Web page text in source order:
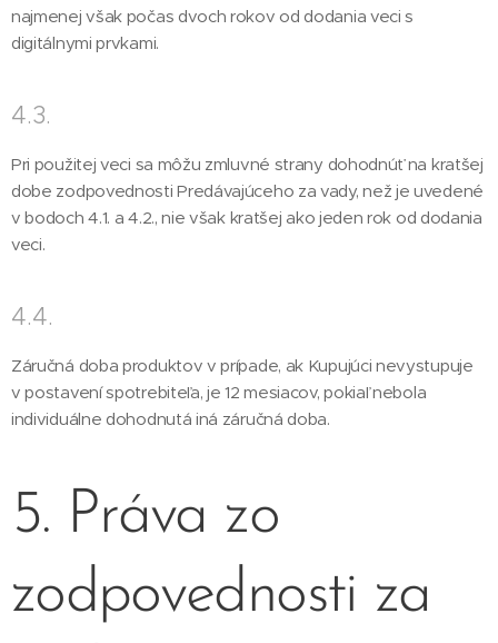
najmenej však počas dvoch rokov od dodania veci s
digitálnymi prvkami.
4.3.
Pri použitej veci sa môžu zmluvné strany dohodnúť na kratšej
dobe zodpovednosti Predávajúceho za vady, než je uvedené
v bodoch 4.1. a 4.2., nie však kratšej ako jeden rok od dodania
veci.
4.4.
Záručná doba produktov v prípade, ak Kupujúci nevystupuje
v postavení spotrebiteľa, je 12 mesiacov, pokiaľ nebola
individuálne dohodnutá iná záručná doba.
5. Práva zo
zodpovednosti za